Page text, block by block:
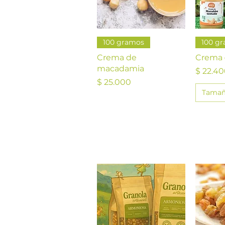
Vista rápida
100 gramos
Crema de
macadamia
Precio
$ 25.000
100
Crema
Precio
$